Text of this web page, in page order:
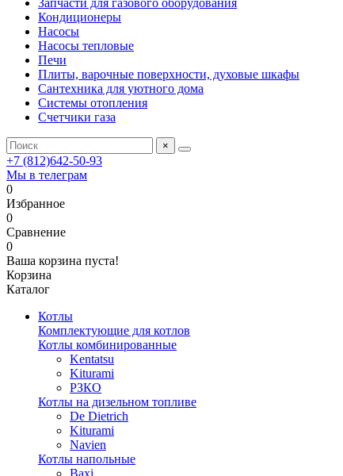
Запчасти для газового оборудования
Кондиционеры
Насосы
Насосы тепловые
Печи
Плиты, варочные поверхности, духовые шкафы
Сантехника для уютного дома
Системы отопления
Счетчики газа
×
+7 (812)642-50-93
Мы в телеграм
0
Избранное
0
Сравнение
0
Ваша корзина пуста!
Корзина
Каталог
Котлы
Комплектующие для котлов
Котлы комбинированные
Kentatsu
Kiturami
РЗКО
Котлы на дизельном топливе
De Dietrich
Kiturami
Navien
Котлы напольные
Baxi